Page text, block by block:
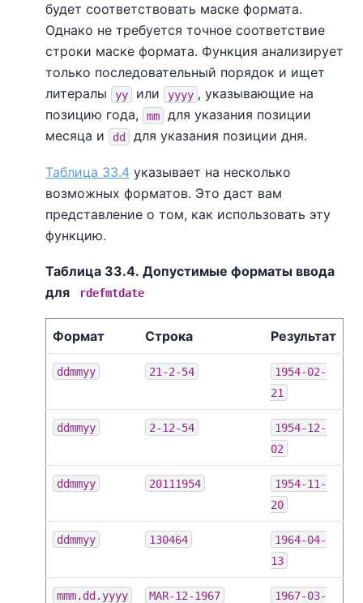
будет соответствовать маске формата.
Однако не требуется точное соответствие
строки маске формата. Функция анализирует
только последовательный порядок и ищет
литералы
yy или yyyy , указывающие на
позицию года,
mm
для указания позиции
месяца и
dd для указания позиции дня.
Таблица 33.4 указывает на несколько
возможных форматов. Это даст вам
представление о том, как использовать эту
функцию.
Таблица 33.4. Допустимые форматы ввода
для
rdefmtdate
Формат Строка Результат
ddmmyy 21-2-54
1954-02-
21
ddmmyy 2-12-54
1954-12-
02
ddmmyy 20111954
1954-11-
20
ddmmyy 130464
1964-04-
13
mmm.dd.yyyy MAR-12-1967 1967-03-